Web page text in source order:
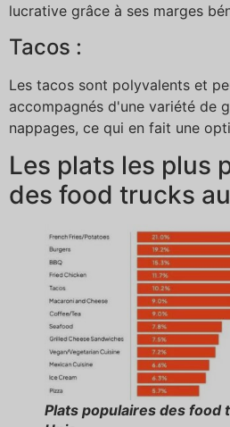
lucrative grâce à ses marges
Tacos :
Les tacos sont polyvalents et
accompagnés d'une variété de
nappages, ce qui en fait une
Les plats les plus
des food trucks
Plats populaires des food